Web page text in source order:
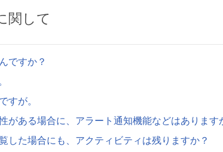
関して
ですか？
すが。
がある場合に、アラート通知機能などはあります
した場合にも、アクティビティは残りますか？